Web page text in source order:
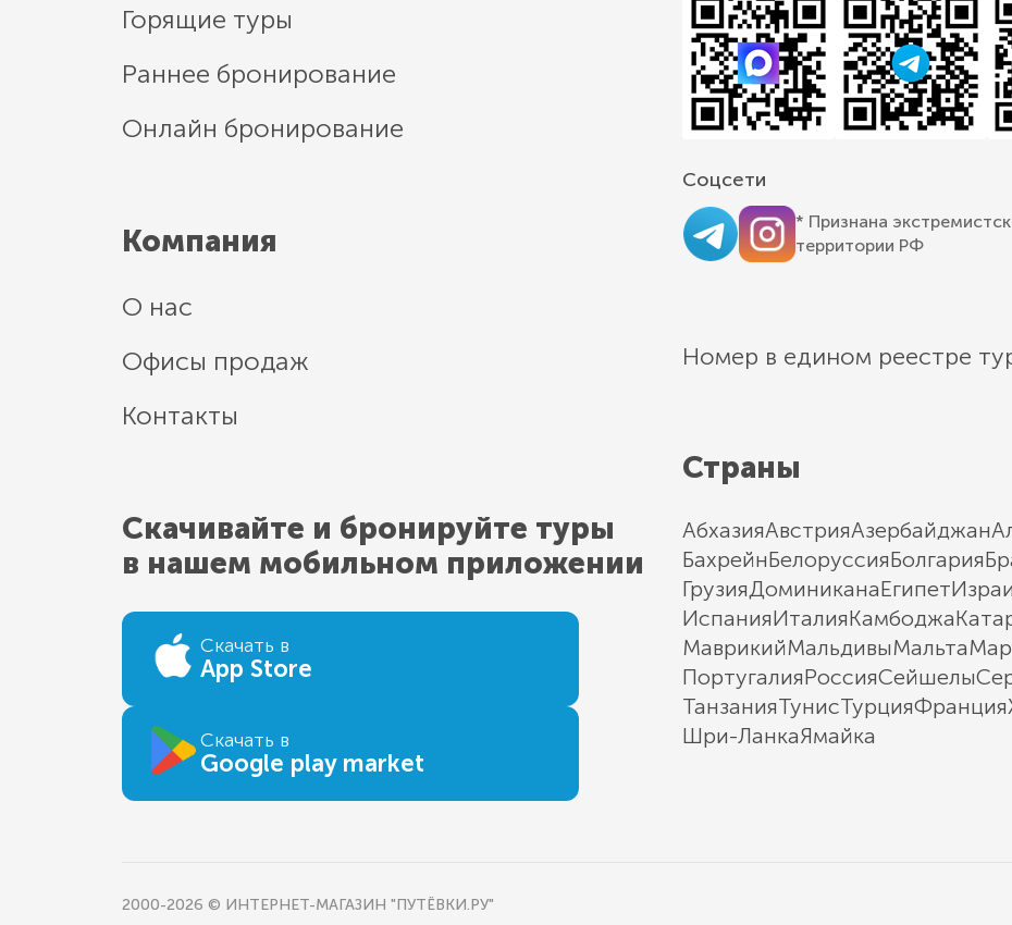
Горящие туры
Раннее бронирование
Онлайн бронирование
Компания
О нас
Офисы продаж
Контакты
Скачивайте и бронируйте туры
в нашем мобильном приложении
Скачать в
App Store
Скачать в
Google play market
Соцсети
* Признана
территории РФ
Номер в едином реестре
Страны
АбхазияАвстрияАзербайджан
БахрейнБелоруссияБолгария
ГрузияДоминиканаЕгипет
ИспанияИталияКамбоджа
МаврикийМальдивыМальта
ПортугалияРоссияСейшелы
ТанзанияТунисТурцияФранция
Шри-ЛанкаЯмайка
2000-2026 © ИНТЕРНЕТ-МАГАЗИН "ПУТЁВКИ.РУ"